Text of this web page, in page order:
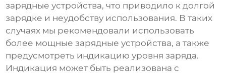
зарядные устройства, что приводило к долгой
зарядке и неудобству использования. В таких
случаях мы рекомендовали использовать
более мощные зарядные устройства, а также
предусмотреть индикацию уровня заряда.
Индикация может быть реализована с